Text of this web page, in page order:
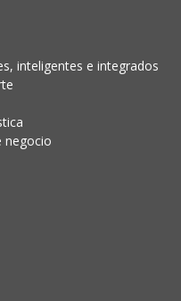
inteligentes e integrados
negocio